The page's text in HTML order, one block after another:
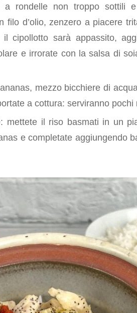
a rondelle non troppo sottili
filo d’olio, zenzero a piacere
cipollotto sarà appassito,
e irrorate con la salsa di
mezzo bicchiere di
a cottura: serviranno pochi
mettete il riso basmati in un
e completate aggiungendo